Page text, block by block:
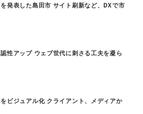
を発表した島田市 サイト刷新など、DXで市
性アップ ウェブ世代に刺さる工夫を凝ら
ビジュアル化 クライアント、メディアか